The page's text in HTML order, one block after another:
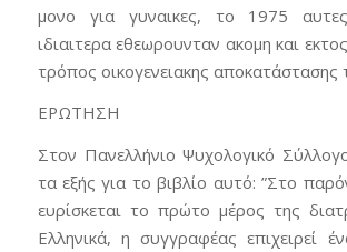
μονο για γυναικες, το 1975
ιδιαιτερα εθεωρουνταν ακομη και
τρόπος οικογενειακης αποκατάστασης
ΕΡΩΤΗΣΗ
Στον Πανελλήνιο Ψυχολογικό
τα εξής για το βιβλίο αυτό: ”Στο
ευρίσκεται το πρώτο μέρος της
Ελληνικά, η συγγραφέας επιχειρεί